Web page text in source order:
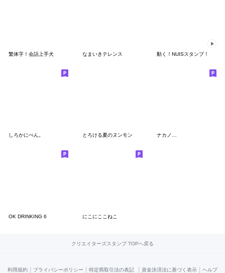
繁体字！会話上手犬 なまいきテレンス 動く！NUISスタンプ！
しろかにぺん。 とろける夏のヌンモン ナカノ…
OK DRINKING 6 にこにここねこ
クリエイターズスタンプ TOPへ戻る
利用規約 | プライバシーポリシー | 特定商取引法の表記 | 資金決済法に基づく表示 | ヘルプ